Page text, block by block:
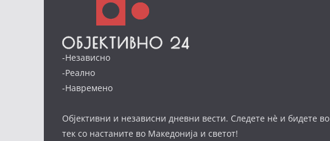
-Независно
-Реално
-Навремено
Објективни и независни дневни вести. Следете нè и бидете во
тек со настаните во Македонија и светот!